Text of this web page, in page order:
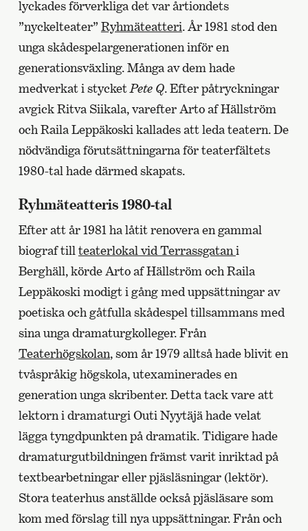
lyckades förverkliga det var årtiondets
”nyckelteater” Ryhmäteatteri. År 1981 stod den
unga skådespelargenerationen inför en
generationsväxling. Många av dem hade
medverkat i stycket Pete Q. Efter påtryckningar
avgick Ritva Siikala, varefter Arto af Hällström
och Raila Leppäkoski kallades att leda teatern. De
nödvändiga förutsättningarna för teaterfältets
1980-tal hade därmed skapats.
Ryhmäteatteris 1980-tal
Efter att år 1981 ha låtit renovera en gammal
biograf tillteaterlokal vid Terrassgatani
Berghäll, körde Arto af Hällström och Raila
Leppäkoski modigt i gång med uppsättningar av
poetiska och gåtfulla skådespel tillsammans med
sina unga dramaturgkolleger. Från
Teaterhögskolan, som år 1979 alltså hade blivit en
tvåspråkig högskola, utexaminerades en
generation unga skribenter. Detta tack vare att
lektorn i dramaturgi Outi Nyytäjä hade velat
lägga tyngdpunkten på dramatik. Tidigare hade
dramaturgutbildningen främst varit inriktad på
textbearbetningar eller pjäsläsningar (lektör).
Stora teaterhus anställde också pjäsläsare som
kom med förslag till nya uppsättningar. Från och